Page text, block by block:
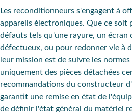
Les reconditionneurs s'engagent à
appareils électroniques. Que ce soit
défauts tels qu'une rayure, un écran
défectueux, ou pour redonner vie à
leur mission est de suivre les
uniquement des pièces détachées
recommandations du constructeur
garantit une remise en état de
de définir l'état général du matériel